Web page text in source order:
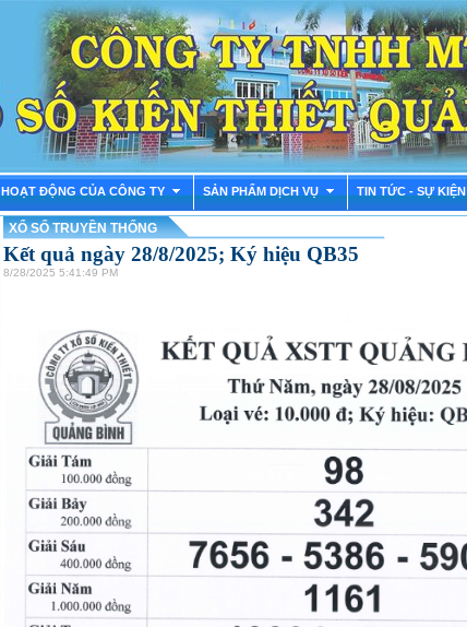
HOẠT ĐỘNG CỦA CÔNG TY SẢN PHẨM DỊCH VỤ TIN TỨC - SỰ KIỆN
XỔ SỐ TRUYỀN THỐNG
Kết quả ngày 28/8/2025; Ký hiệu QB35
8/28/2025 5:41:49 PM